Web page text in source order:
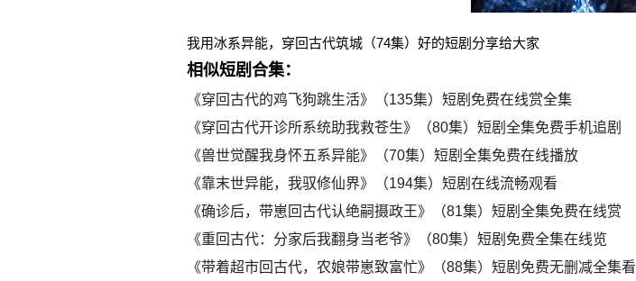
我用冰系异能，穿回古代筑城（74集）好的短剧分享给大家
相似短剧合集：
《穿回古代的鸡飞狗跳生活》（135集）短剧免费在线赏全集
《穿回古代开诊所系统助我救苍生》（80集）短剧全集免费手机追剧
《兽世觉醒我身怀五系异能》（70集）短剧全集免费在线播放
《靠末世异能，我驭修仙界》（194集）短剧在线流畅观看
《确诊后，带崽回古代认绝嗣摄政王》（81集）短剧全集免费在线赏
《重回古代：分家后我翻身当老爷》（80集）短剧免费全集在线览
《带着超市回古代，农娘带崽致富忙》（88集）短剧免费无删减全集看